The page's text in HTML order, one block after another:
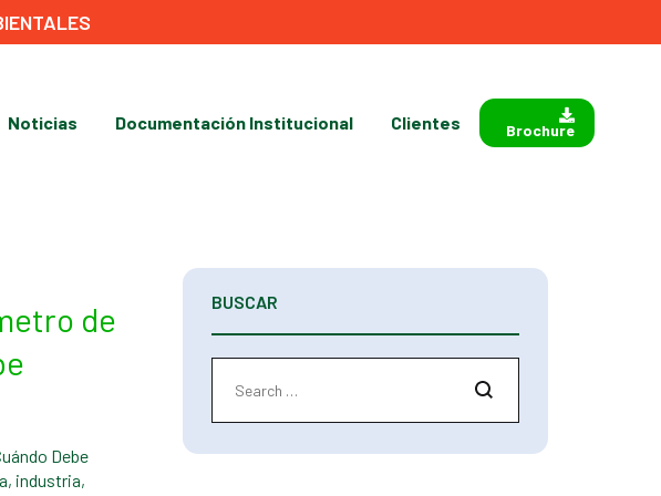
Noticias Documentación Institucional Clientes Brochure
de
Debe
industria,
BUSCAR
Search